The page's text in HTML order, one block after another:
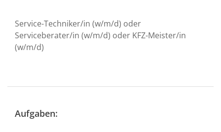
Service-Techniker/in (w/m/d) oder
Serviceberater/in (w/m/d) oder KFZ-Meister/in
(w/m/d)
Aufgaben: